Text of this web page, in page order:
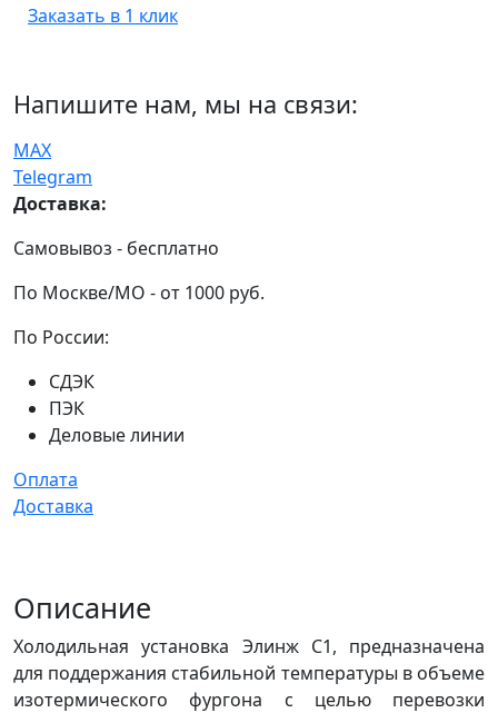
Заказать в 1 клик
Напишите нам, мы на связи:
MAX
Telegram
Доставка:
Самовывоз - бесплатно
По Москве/МО - от 1000 руб.
По России:
СДЭК
ПЭК
Деловые линии
Оплата
Доставка
Описание
Холодильная установка Элинж С1, предназначена
для поддержания стабильной температуры в объеме
изотермического фургона с целью перевозки